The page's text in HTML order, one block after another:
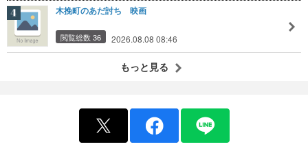
木挽町のあだ討ち 映画
閲覧総数 36 2026.08.08 08:46
もっと見る